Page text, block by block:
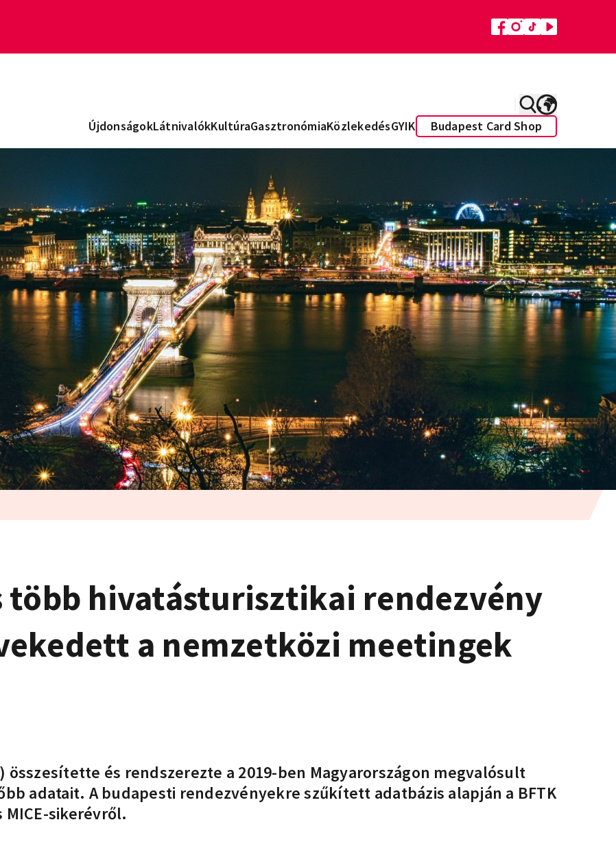
ÚjdonságokLátnivalókKultúraGasztronómiaKözlekedésGYIK Budapest Card Shop
több hivatásturisztikai rendezvény
a nemzetközi meetingek
összesítette és rendszerezte a 2019-ben Magyarországon megvalósult
adatait. A budapesti rendezvényekre szűkített adatbázis alapján a BFTK
sikerévről.